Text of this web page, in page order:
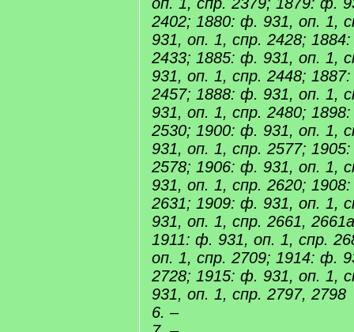
2402; 1880: ф. 931, оп. 1,
931, оп. 1, спр. 2428;
2433; 1885: ф. 931, оп. 1,
931, оп. 1, спр. 2448;
2457; 1888: ф. 931, оп. 1,
931, оп. 1, спр. 2480;
2530; 1900: ф. 931, оп. 1,
931, оп. 1, спр. 2577;
2578; 1906: ф. 931, оп. 1,
931, оп. 1, спр. 2620;
2631; 1909: ф. 931, оп. 1,
931, оп. 1, спр. 2661,
1911: ф. 931, оп. 1, спр.
оп. 1, спр. 2709; 1914: ф.
2728; 1915: ф. 931, оп. 1,
931, оп. 1, спр. 2797, 2798
6. –